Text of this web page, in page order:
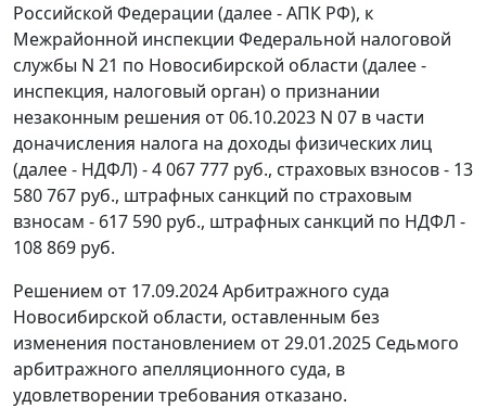
Российской Федерации (далее - АПК РФ), к
Межрайонной инспекции Федеральной налоговой
службы N 21 по Новосибирской области (далее -
инспекция, налоговый орган) о признании
незаконным решения от 06.10.2023 N 07 в части
доначисления налога на доходы физических лиц
(далее - НДФЛ) - 4 067 777 руб., страховых взносов - 13
580 767 руб., штрафных санкций по страховым
взносам - 617 590 руб., штрафных санкций по НДФЛ -
108 869 руб.
Решением от 17.09.2024 Арбитражного суда
Новосибирской области, оставленным без
изменения постановлением от 29.01.2025 Седьмого
арбитражного апелляционного суда, в
удовлетворении требования отказано.